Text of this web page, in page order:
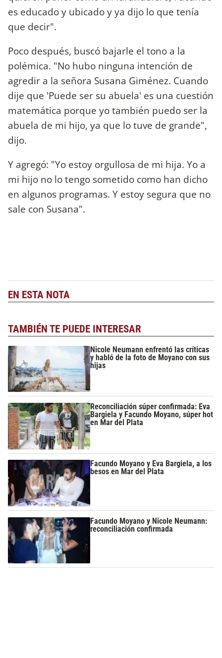
es educado y ubicado y ya dijo lo que tenía
que decir".
Poco después, buscó bajarle el tono a la
polémica. "No hubo ninguna intención de
agredir a la señora Susana Giménez. Cuando
dije que 'Puede ser su abuela' es una cuestión
matemática porque yo también puedo ser la
abuela de mi hijo, ya que lo tuve de grande",
dijo.
Y agregó: "Yo estoy orgullosa de mi hija. Yo a
mi hijo no lo tengo sometido como han dicho
en algunos programas. Y estoy segura que no
sale con Susana".
EN ESTA NOTA
TAMBIÉN TE PUEDE INTERESAR
Nicole Neumann enfrentó las críticas
y habló de la foto de Moyano con sus
hijas
Reconciliación súper confirmada: Eva
Bargiela y Facundo Moyano, súper hot
en Mar del Plata
Facundo Moyano y Eva Bargiela, a los
besos en Mar del Plata
Facundo Moyano y Nicole Neumann:
reconciliación confirmada